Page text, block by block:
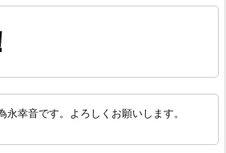
永幸音です。よろしくお願いします。